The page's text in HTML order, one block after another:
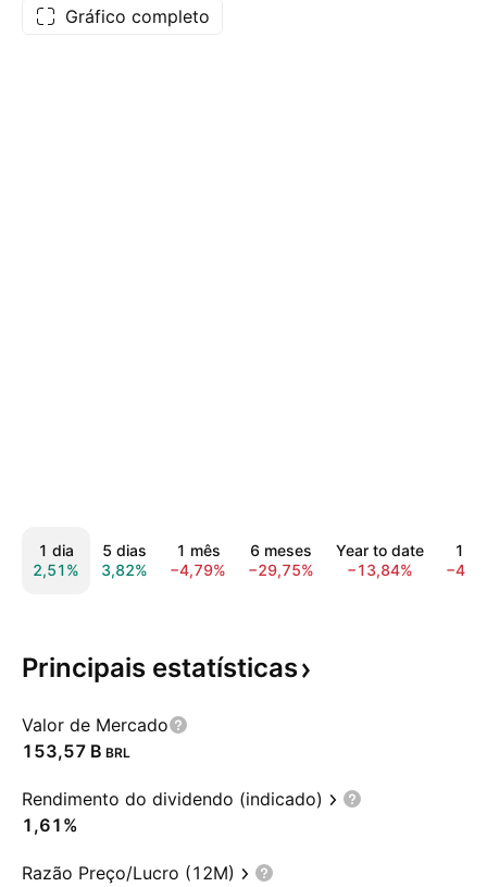
Gráfico completo
1 dia
2,51%
5 dias
3,82%
1 mês
−4,79%
6 meses
−29,75%
Year to date
−13,84%
1
Principais estatísticas
Valor de Mercado
‪153,57 B‬ BRL
Rendimento do dividendo (indicado)
1,61%
Razão Preço/Lucro (12M)